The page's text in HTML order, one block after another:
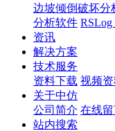
边坡倾倒破坏分
分析软件
资讯
解决方案
技术服务
资料下载 视频
关于中仿
公司简介 在线
站内搜索